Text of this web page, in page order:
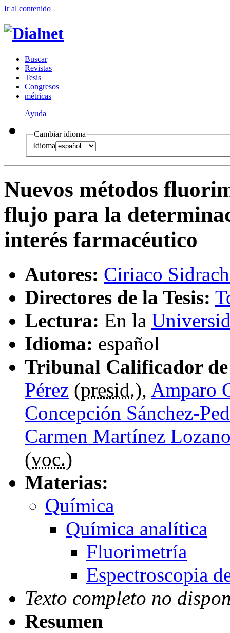
Ir al contenido
Buscar
Revistas
Tesis
Congresos
métricas
Ayuda
Cambiar idioma
Idioma
Nuevos métodos
flujo para la
interés farmacéutico
Autores: Ciriaco
Directores de la Tesis:
Lectura: En la
Idioma: español
Tribunal Calificador de
Pérez (presid.), Amparo
Concepción Sánchez-
Carmen Martínez
(voc.)
Materias:
Química
Química analítica
Fluorimetría
Espectroscopia
Texto completo no
Resumen